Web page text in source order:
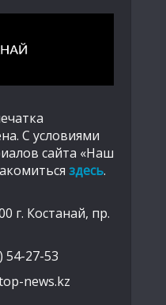
С условиями
сайта «Наш
здесь.
г. Костанай, пр.
54-27-53
news.kz